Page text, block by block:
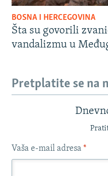
BOSNA I HERCEGOVINA
Šta su govorili
vandalizmu u
Pretplatite se na
Vaša e-mail adresa *